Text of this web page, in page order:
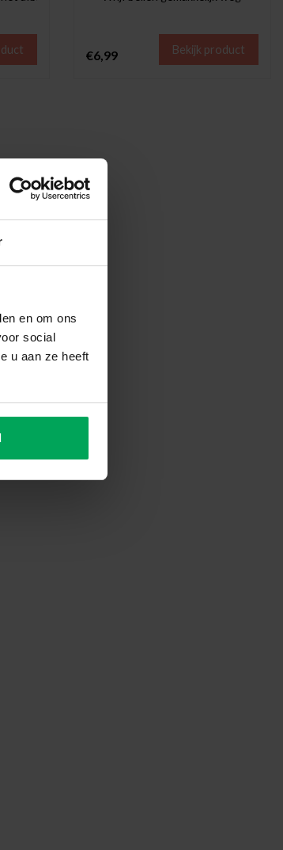
en om ons
social
u aan ze heeft
€6,99 Bekijk product